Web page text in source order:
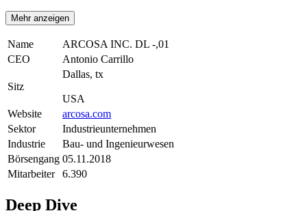
Mehr anzeigen
Name
ARCOSA INC. DL -,01
CEO
Antonio Carrillo
Sitz
Dallas, tx
USA
Website
arcosa.com
Sektor
Industrieunternehmen
Industrie
Bau- und Ingenieurwesen
Börsengang 05.11.2018
Mitarbeiter
6.390
Deep Dive